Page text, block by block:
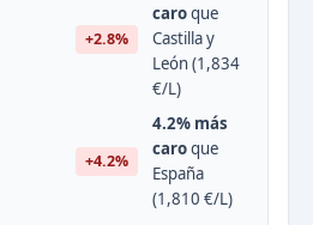
+2.8%
caroque
Castilla y
León (1,834
€/L)
+4.2%
4.2% más
caroque
España
(1,810 €/L)